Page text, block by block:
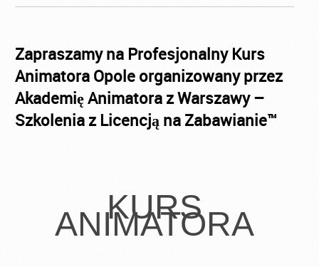
Zapraszamy na Profesjonalny Kurs
Animatora Opole organizowany przez
Akademię Animatora z Warszawy –
Szkolenia z Licencją na Zabawianie™
KURS
ANIMATORA